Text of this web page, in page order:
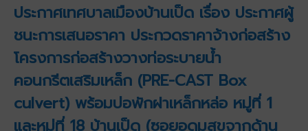
ประกาศเทศบาลเมืองบ้านเป็ด เรื่อง ประกาศผู้
ชนะการเสนอราคา ประกวดราคาจ้างก่อสร้าง
โครงการก่อสร้างวางท่อระบายน้ำ
คอนกรีตเสริมเหล็ก (PRE-CAST Box
culvert) พร้อมบ่อพักฝาเหล็กหล่อ หมู่ที่ 1
และหมู่ที่ 18 บ้านเป็ด (ซอยอุดมสุขจากด้าน